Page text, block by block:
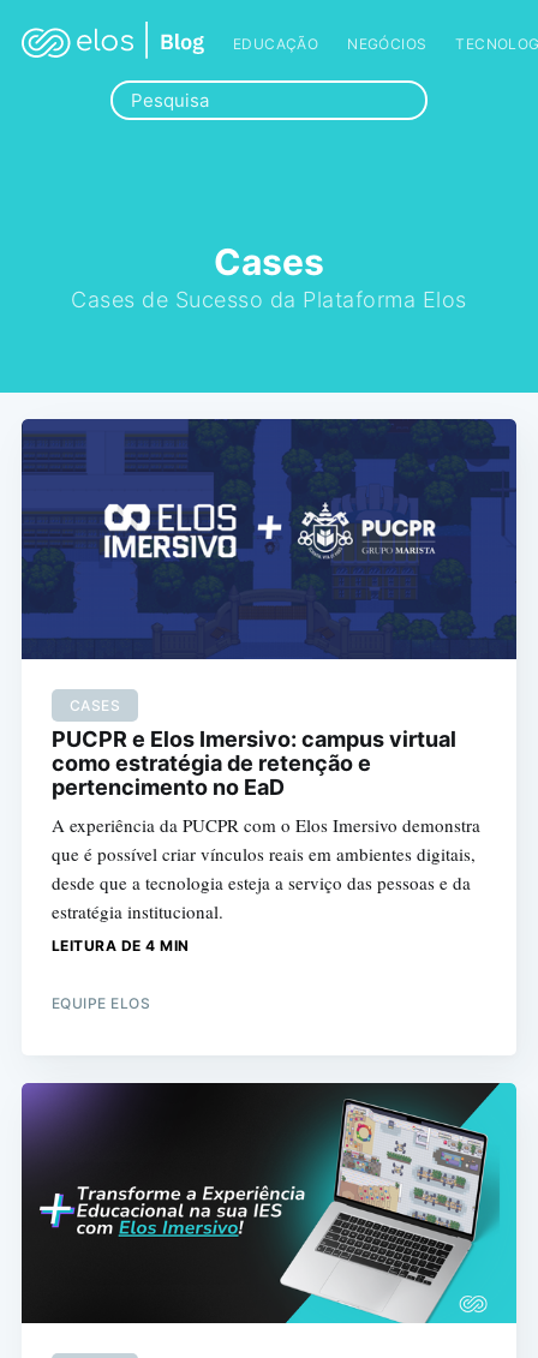
EDUCAÇÃO NEGÓCIOS
Cases
Cases de Sucesso da Plataforma Elos
CASES
PUCPR e Elos Imersivo: campus virtual
como estratégia de retenção e
pertencimento no EaD
A experiência da PUCPR com o Elos Imersivo demonstra
que é possível criar vínculos reais em ambientes digitais,
desde que a tecnologia esteja a serviço das pessoas e da
estratégia institucional.
LEITURA DE 4 MIN
EQUIPE ELOS